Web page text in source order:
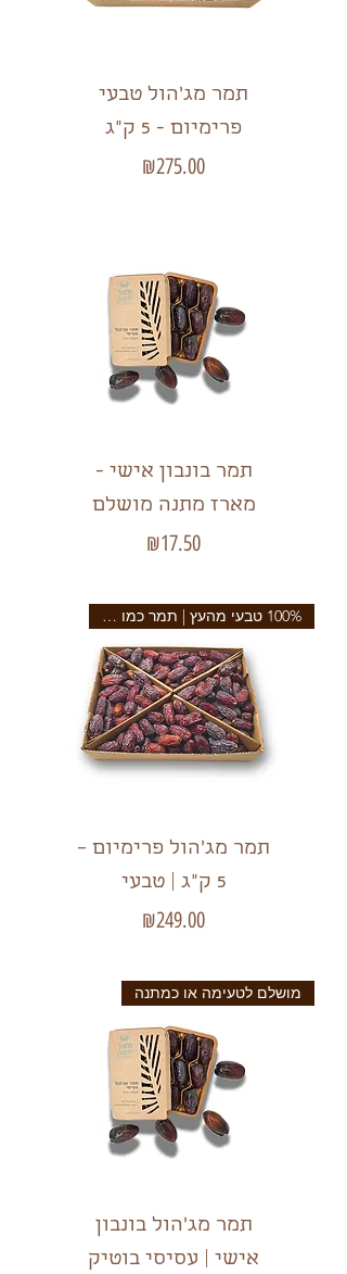
תמר מג'הול טבעי
פרימיום - 5 ק"ג
מחיר
₪275.00
תמר בונבון אישי -
מארז מתנה מושלם
מחיר
₪17.50
100% טבעי מהעץ | תמר כמו פעם
תמר מג'הול פרימיום –
5 ק"ג | טבעי
מחיר
₪249.00
מושלם לטעימה או כמתנה
תמר מג'הול בונבון
אישי | עסיסי בוטיק